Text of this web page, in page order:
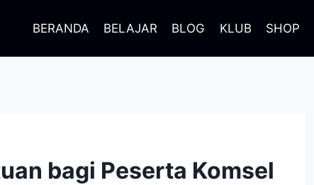
BERANDA BELAJAR BLOG KLUB SHOP
bagi Peserta Komsel